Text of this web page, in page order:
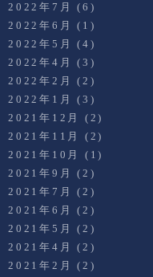
2022年7月
(6)
2022年6月
(1)
2022年5月
(4)
2022年4月
(3)
2022年2月
(2)
2022年1月
(3)
2021年12月
(2)
2021年11月
(2)
2021年10月
(1)
2021年9月
(2)
2021年7月
(2)
2021年6月
(2)
2021年5月
(2)
2021年4月
(2)
2021年2月
(2)